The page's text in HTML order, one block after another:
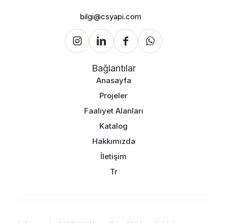
bilgi@csyapi.com
Bağlantılar
Anasayfa
Projeler
Faaliyet Alanları
Katalog
Hakkımızda
İletişim
Tr